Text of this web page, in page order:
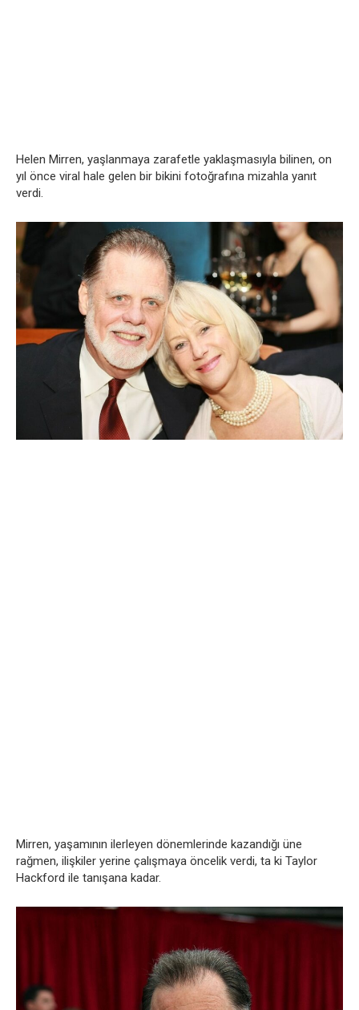
Helen Mirren, yaşlanmaya zarafetle yaklaşmasıyla bilinen, on
yıl önce viral hale gelen bir bikini fotoğrafına mizahla yanıt
verdi.
Mirren, yaşamının ilerleyen dönemlerinde kazandığı üne
rağmen, ilişkiler yerine çalışmaya öncelik verdi, ta ki Taylor
Hackford ile tanışana kadar.